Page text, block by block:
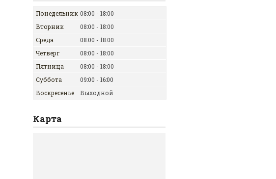
Понедельник 08:00
18:00
Вторник
08:00
18:00
Среда
08:00
18:00
Четверг
08:00
18:00
Пятница
08:00
18:00
Суббота
09:00
16:00
Воскресенье
Выходной
Карта